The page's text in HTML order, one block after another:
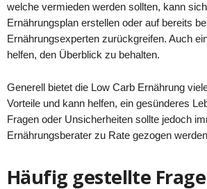
welche vermieden werden sollten, kann
Ernährungsplan erstellen oder auf bereits
Ernährungsexperten zurückgreifen. Auch
helfen, den Überblick zu behalten.
Generell bietet die Low Carb Ernährung
Vorteile und kann helfen, ein gesünderes
Fragen oder Unsicherheiten sollte jedoch
Ernährungsberater zu Rate gezogen
Häufig gestellte